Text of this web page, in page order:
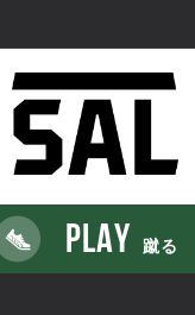
PLAY 蹴る